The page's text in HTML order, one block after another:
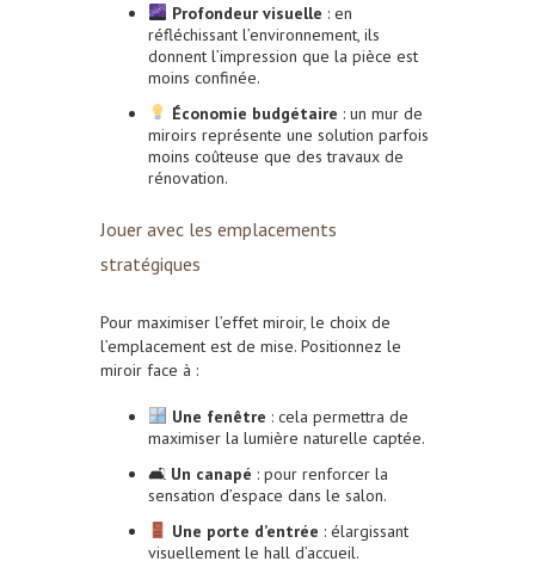
Profondeur visuelle : en
réfléchissant l’environnement, ils
donnent l’impression que la pièce est
moins confinée.
Économie budgétaire : un mur de
miroirs représente une solution parfois
moins coûteuse que des travaux de
rénovation.
Jouer avec les emplacements
stratégiques
Pour maximiser l’effet miroir, le choix de
l’emplacement est de mise. Positionnez le
miroir face à :
Une fenêtre : cela permettra de
maximiser la lumière naturelle captée.
🛋 Un canapé : pour renforcer la
sensation d’espace dans le salon.
Une porte d’entrée : élargissant
visuellement le hall d’accueil.